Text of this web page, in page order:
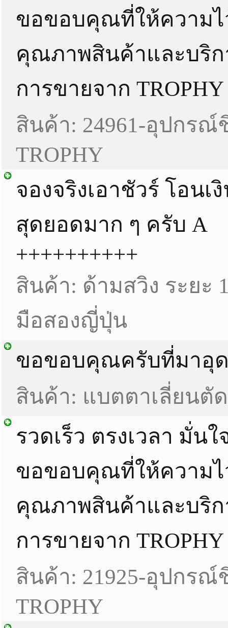
ขอขอบคุณที่ให้ความไ
คุณภาพสินค้าและบริก
การขายจาก
สินค้า: 24961-อุปกรณ์
TROPHY
จองจริงเอาชัวร์ โอนเ
สุดยอดมาก ๆ ครับ A
++++++++++
สินค้า: ด้ามสวิง ระยะ
มือสองญี่ปุ่น
ขอขอบคุณครับที่มาอุ
สินค้า: แบตตาเลี่ยนตั
รวดเร็ว ตรงเวลา มั่น
ขอขอบคุณที่ให้ความไ
คุณภาพสินค้าและบริก
การขายจาก
สินค้า: 21925-อุปกรณ์
TROPHY